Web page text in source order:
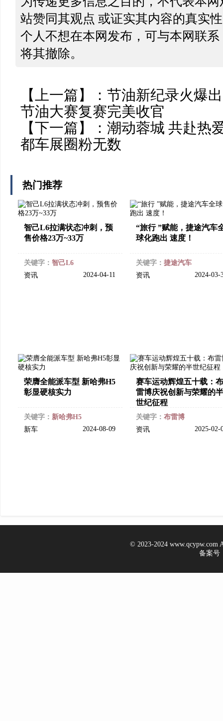
站赞同其观点 或证实其内容的真实
个人不想在本网发布，可与本网联
将其撤除。
【上一篇】： 节油新纪录火爆
节油大赛复赛完美收官
【下一篇】： 潮动蓉城 共赴热
都车展圈粉无数
热门推荐
智己L6拉满状态冲刺，预
售价格23万~33万
关键字： 智己L6
资讯
2024-04-11
“旅行 ”赋能，捷途汽车
球化跑出 速度！
关键字： 捷途汽车
资讯
2024-
荣膺全能派车型 新哈弗H5
彰显硬核实力
关键字： 新哈弗H5
新车
2024-08-09
赛车运动辉煌五十载：布
雷博庆祝创新与荣耀的半
世纪征程
关键字： 布雷博
资讯
2025-
© 2023-2024 www.qcypw.com
备案号